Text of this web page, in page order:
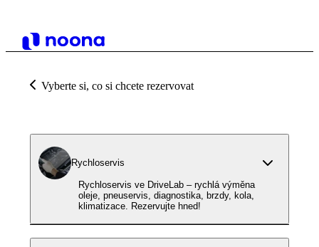
Vyberte si, co si chcete rezervovat
Rychloservis
Rychloservis ve DriveLab – rychlá výměna
oleje, pneuservis, diagnostika, brzdy, kola,
klimatizace. Rezervujte hned!